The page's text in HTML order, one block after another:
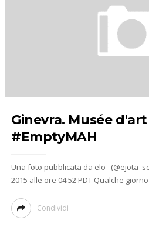
Ginevra. Musée
#EmptyMAH
Una foto pubblicata da elö_
2015 alle ore 04:52 PDT Qualche
Condividi